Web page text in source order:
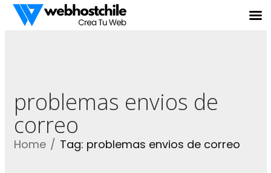
problemas envios de
correo
Home Tag: problemas envios de correo